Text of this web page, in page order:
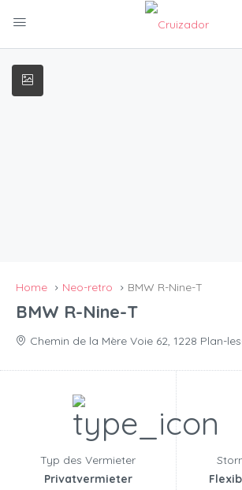
Home Neo-retro BMW R-Nine-T
BMW R-Nine-T
Chemin de la Mère Voie 62, 1228 Plan-
Typ des Vermieter
Privatvermieter